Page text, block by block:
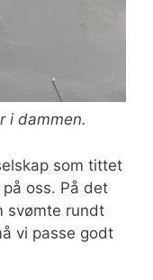
i dammen.
som tittet
oss. På det
svømte rundt
vi passe godt